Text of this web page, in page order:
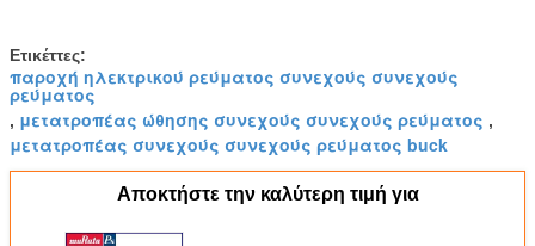
Ετικέττες:
παροχή ηλεκτρικού ρεύματος συνεχούς συνεχούς
ρεύματος
, μετατροπέας ώθησης συνεχούς συνεχούς ρεύματος ,
μετατροπέας συνεχούς συνεχούς ρεύματος buck
Αποκτήστε την καλύτερη τιμή για